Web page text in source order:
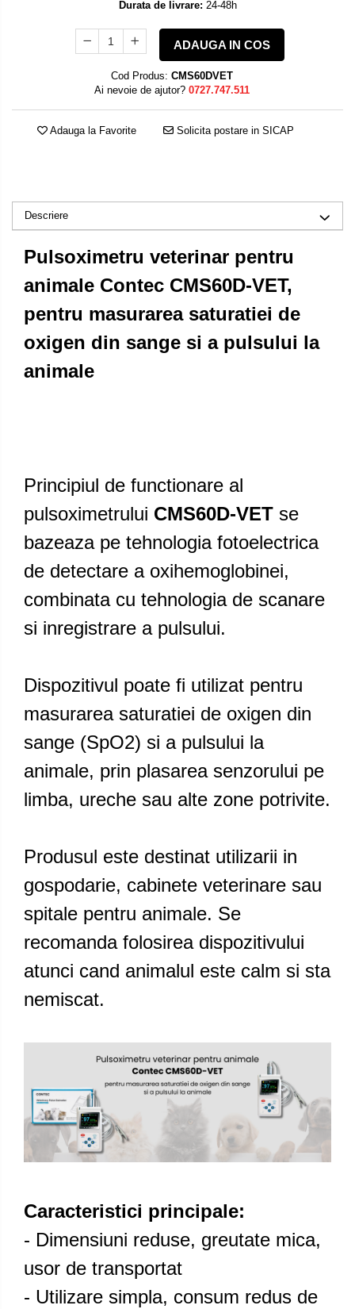
Durata de livrare: 24-48h
ADAUGA IN COS
Cod Produs: CMS60DVET
Ai nevoie de ajutor? 0727.747.511
Adauga la Favorite Solicita postare in SICAP
Descriere
Pulsoximetru veterinar pentru
animale Contec CMS60D-VET,
pentru masurarea saturatiei de
oxigen din sange si a pulsului la
animale
Principiul de functionare al
pulsoximetrului CMS60D-VET se
bazeaza pe tehnologia fotoelectrica
de detectare a oxihemoglobinei,
combinata cu tehnologia de scanare
si inregistrare a pulsului.
Dispozitivul poate fi utilizat pentru
masurarea saturatiei de oxigen din
sange (SpO2) si a pulsului la
animale, prin plasarea senzorului pe
limba, ureche sau alte zone potrivite.
Produsul este destinat utilizarii in
gospodarie, cabinete veterinare sau
spitale pentru animale. Se
recomanda folosirea dispozitivului
atunci cand animalul este calm si sta
nemiscat.
Caracteristici principale:
- Dimensiuni reduse, greutate mica,
usor de transportat
- Utilizare simpla, consum redus de